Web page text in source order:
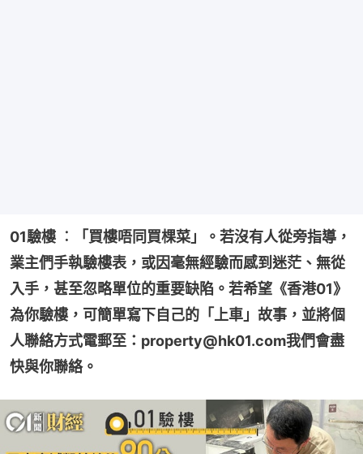
01驗樓 ︰「買樓唔同買棵菜」。若沒有人從旁指導，
業主們手執驗樓表，或因毫無經驗而感到迷茫、無從
入手，甚至忽略單位的重要缺陷。若希望《香港01》
為你驗樓，可簡單寫下自己的「上車」故事，並將個
人聯絡方式電郵至：property@hk01.com我們會盡
快與你聯絡。